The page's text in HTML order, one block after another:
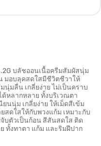
บลัชออนเนื้อครีมสัมผัสนุ่ม
มอบลุคสดใสมีชีวิตชีวาให้
นุ่มลื่น เกลี่ยง่าย ไม่เป็นคราบ
หลากหลาย ทั้งบริเวณตา
นนุ่ม เกลี่ยง่าย ให้เม็ดสีเข้ม
ดใสให้กับพวงแก้ม เหมาะกับ
บตัวเป็นก้อน สีสันสดใส ติด
ทั้งทาตา แก้ม และริมฝีปาก